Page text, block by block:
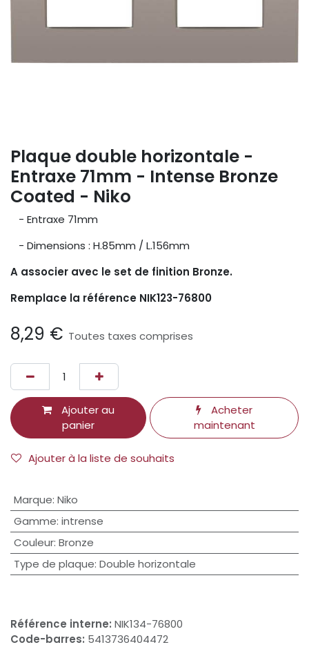
Plaque double horizontale -
Entraxe 71mm - Intense Bronze
Coated - Niko
- Entraxe 71mm
- Dimensions : H.85mm / L.156mm
A associer avec le set de finition Bronze.
Remplace la référence NIK123-76800
8,29 € Toutes taxes comprises
Ajouter au
panier
Acheter
maintenant
Ajouter à la liste de souhaits
Marque: Niko
Gamme: intrense
Couleur: Bronze
Type de plaque: Double horizontale
Référence interne: NIK134-76800
Code-barres: 5413736404472